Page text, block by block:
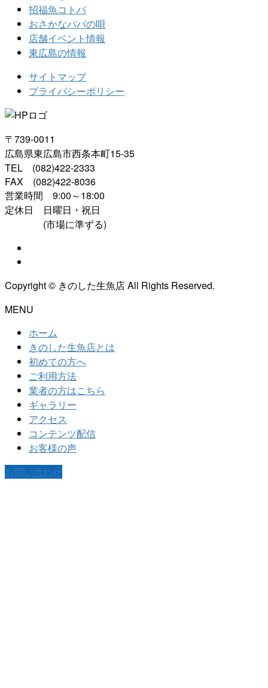
招福魚コトバ
おさかなパパの唄
店舗イベント情報
東広島の情報
サイトマップ
プライバシーポリシー
〒739-0011
広島県東広島市西条本町15-35
TEL (082)422-2333
FAX (082)422-8036
営業時間 9:00～18:00
定休日 日曜日・祝日
(市場に準ずる)
Copyright © きのした生魚店 All Rights Reserved.
MENU
ホーム
きのした生魚店とは
初めての方へ
ご利用方法
業者の方はこちら
ギャラリー
アクセス
コンテンツ配信
お客様の声
お問い合わせ